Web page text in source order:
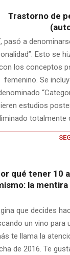
Trastorno de
pasó a
Esto se
los conceptos
femenino. Se
estudios
totalmente
qué tener 10
la
que decides
un vino para
te llama la
de 2016. Te